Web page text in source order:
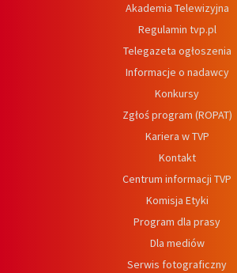
Akademia Telewizyjna
Regulamin tvp.pl
Telegazeta ogłoszenia
Informacje o nadawcy
Konkursy
Zgłoś program (ROPAT)
Kariera w TVP
Kontakt
Centrum informacji TVP
Komisja Etyki
Program dla prasy
Dla mediów
Serwis fotograficzny